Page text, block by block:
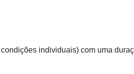
individuais) com uma